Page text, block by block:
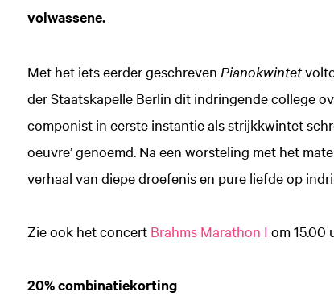
volwassene.
Met het iets eerder geschreven Pianokwintet
der Staatskapelle Berlin dit indringende college
componist in eerste instantie als strijkkwintet
oeuvre’ genoemd. Na een worsteling met het
verhaal van diepe droefenis en pure liefde op
Zie ook het concert Brahms Marathon I om 15.00
20% combinatiekorting